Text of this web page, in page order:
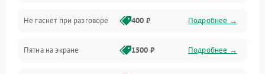
Зарядка
Проблемы с питанием, зарядкой и аккумулятором
Не гаснет при разговоре 400 ₽ Подробнее →
Пятна на экране 1500 ₽ Подробнее →